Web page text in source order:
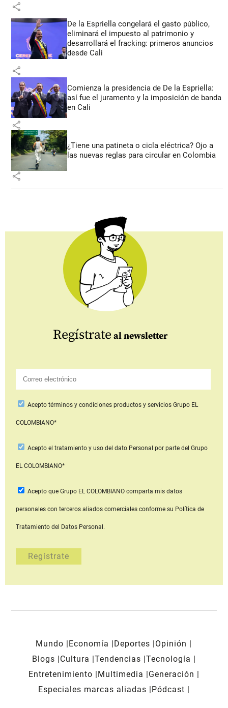
share
De la Espriella congelará el gasto público,
eliminará el impuesto al patrimonio y
desarrollará el fracking: primeros anuncios
desde Cali
share
Comienza la presidencia de De la Espriella:
así fue el juramento y la imposición de banda
en Cali
share
¿Tiene una patineta o cicla eléctrica? Ojo a
las nuevas reglas para circular en Colombia
share
Regístrate al newsletter
Aceptotérminos y condiciones productos y serviciosGrupo EL
COLOMBIANO*
Acepto el tratamiento y uso del dato Personal por parte del Grupo
EL COLOMBIANO*
Acepto que Grupo EL COLOMBIANOcomparta mis datos
personales con terceros aliados comerciales conforme su Política de
Tratamiento del Datos Personal.
Mundo Economía Deportes
Opinión
Blogs
Cultura Tendencias Tecnología
Entretenimiento
Multimedia
Generación
Especiales marcas aliadas
Pódcast